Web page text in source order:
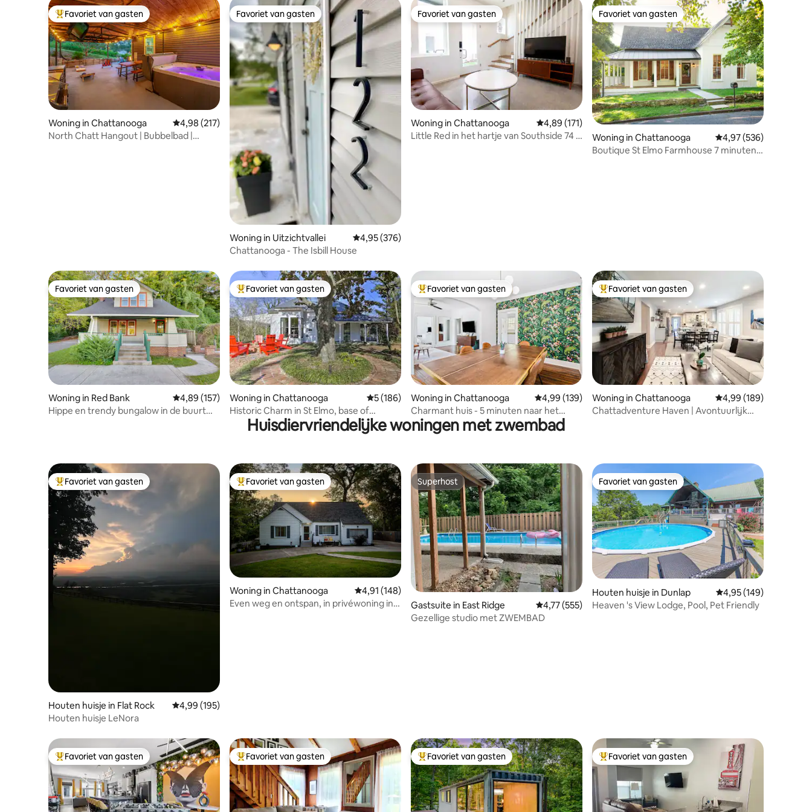
Topfavoriet van gasten
Favoriet van gasten
Woning in Chattanooga Gemiddelde beoordeling van 4,98 op 5, 217 recensies
4,98 (217)
North Chatt Hangout | Bubbelbad |
Favoriet van gasten
Favoriet van gasten
Woning in Uitzichtvallei Gemiddelde beoordeling van 4,95 op 5, 376 recensies
4,95 (376)
Chattanooga - The Isbill House
Favoriet van gasten
Favoriet van gasten
Woning in Chattanooga Gemiddelde beoordeling van 4,89 op 5, 171 recensies
4,89 (171)
Little Red in het hartje van Southside 74 E
Favoriet van gasten
Favoriet van gasten
Woning in Chattanooga Gemiddelde
4,97 (536)
Boutique St Elmo Farmhouse 7 minuten
Favoriet van gasten
Favoriet van gasten
Woning in Red Bank Gemiddelde beoordeling van 4,89 op 5, 157 recensies
4,89 (157)
Hippe en trendy bungalow in de buurt
Topfavoriet van gasten
Favoriet van gasten
Woning in Chattanooga Gemiddelde beoordeling van 5 op 5, 186 recensies
5 (186)
Historic Charm in St Elmo, base of
Lookout
Topfavoriet van gasten
Favoriet van gasten
Woning in Chattanooga Gemiddelde beoordeling van 4,99 op 5, 139 recensies
4,99 (139)
Charmant huis - 5 minuten naar het
centrum en het aquarium
Topfavoriet van gasten
Favoriet van gasten
Woning in Chattanooga Gemiddelde
4,99 (189)
Chattadventure Haven | Avontuurlijk
Huisdiervriendelijke woningen met zwembad
Topfavoriet van gasten
Favoriet van gasten
Houten huisje in Flat Rock Gemiddelde beoordeling van 4,99 op 5, 195 recensies
4,99 (195)
Houten huisje LeNora
Topfavoriet van gasten
Favoriet van gasten
Woning in Chattanooga Gemiddelde beoordeling van 4,91 op 5, 148 recensies
4,91 (148)
Even weg en ontspan, in privéwoning in
Superhost
Superhost
Gastsuite in East Ridge Gemiddelde beoordeling van 4,77 op 5, 555 recensies
4,77 (555)
Gezellige studio met ZWEMBAD
Favoriet van gasten
Favoriet van gasten
Houten huisje in Dunlap Gemiddelde
4,95 (149)
Heaven 's View Lodge, Pool, Pet Friendly
Topfavoriet van gasten
Favoriet van gasten Topfavoriet van gasten
Favoriet van gasten Topfavoriet van gasten
Favoriet van gasten Topfavoriet van gasten
Favoriet van gasten